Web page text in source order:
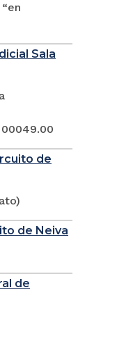
Sala
00049.00
de
de Neiva
de